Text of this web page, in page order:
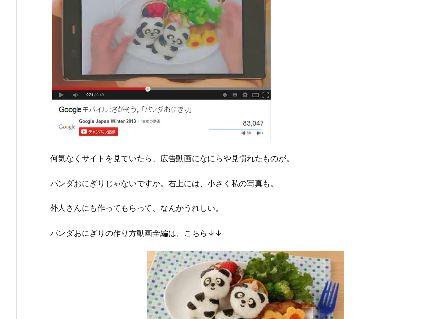
何気なくサイトを見ていたら、広告動画になにらや見慣れたものが。
パンダおにぎりじゃないですか。右上には、小さく私の写真も。
外人さんにも作ってもらって、なんかうれしい。
パンダおにぎりの作り方動画全編は、こちら↓↓